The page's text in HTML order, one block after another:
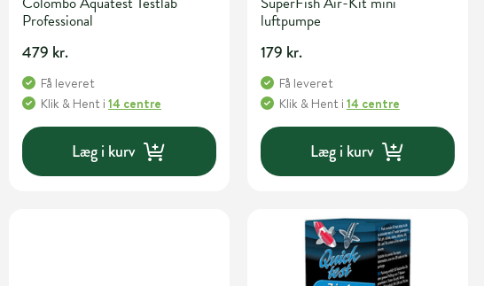
Professional
479 kr.
Få leveret
Klik & Hent i 14 centre
Læg i kurv
luftpumpe
179 kr.
Få leveret
Klik & Hent i 14 centre
Læg i kurv